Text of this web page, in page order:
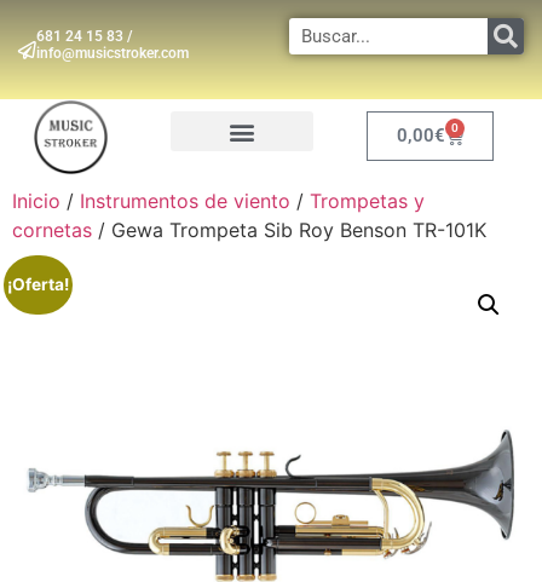
681 24 15 83 /
info@musicstroker.com
0,00€ 0
Inicio / Instrumentos de viento / Trompetas y
cornetas / Gewa Trompeta Sib Roy Benson TR-101K
¡Oferta!